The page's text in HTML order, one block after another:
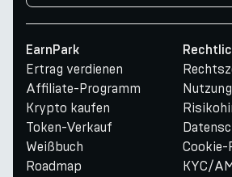
EarnPark
Ertrag verdienen
Affiliate-Programm
Krypto kaufen
Token-Verkauf
Weißbuch
Roadmap
Cookie-
KYC/